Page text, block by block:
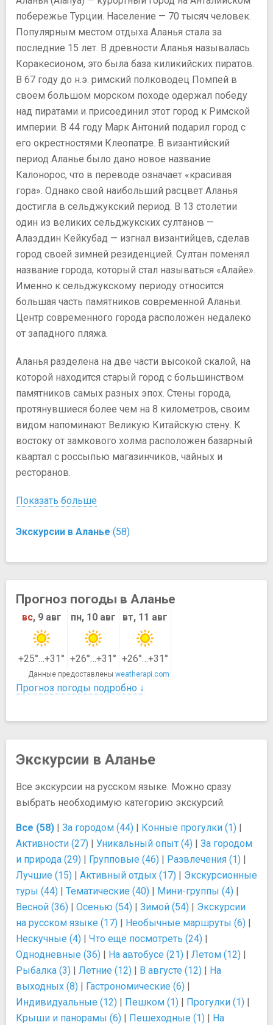
побережье Турции. Население — 70 тысяч человек.
Популярным местом отдыха Аланья стала за
последние 15 лет. В древности Аланья называлась
Коракесионом, это была база киликийских пиратов.
В 67 году до н.э. римский полководец Помпей в
своем большом морском походе одержал победу
над пиратами и присоединил этот город к Римской
империи. В 44 году Марк Антоний подарил город с
его окрестностями Клеопатре. В византийский
период Аланье было дано новое название
Калонорос, что в переводе означает «красивая
гора». Однако свой наибольший расцвет Аланья
достигла в сельджукский период. В 13 столетии
один из великих сельджукских султанов —
Алаэддин Кейкубад — изгнал византийцев, сделав
город своей зимней резиденцией. Султан поменял
название города, который стал называться «Алайе».
Именно к сельджукскому периоду относится
большая часть памятников современной Аланьи.
Центр современного города расположен недалеко
от западного пляжа.
Аланья разделена на две части высокой скалой, на
которой находится старый город с большинством
памятников самых разных эпох. Стены города,
протянувшиеся более чем на 8 километров, своим
видом напоминают Великую Китайскую стену. К
востоку от замкового холма расположен базарный
квартал с россыпью магазинчиков, чайных и
ресторанов.
Показать больше
Экскурсии в Аланье (58)
Прогноз погоды в Аланье
вс, 9 авг пн, 10 авг вт, 11 авг
+25°…+31° +26°…+31° +26°…+31°
Данные предоставлены weatherapi.com
Прогноз погоды подробно ↓
Экскурсии в Аланье
Все экскурсии на русском языке. Можно сразу
выбрать необходимую категорию экскурсий.
Все (58) | За городом (44) | Конные прогулки (1) |
Активности (27) | Уникальный опыт (4) | За городом
и природа (29) | Групповые (46) | Развлечения (1) |
Лучшие (15) | Активный отдых (17) | Экскурсионные
туры (44) | Тематические (40) | Мини-группы (4) |
Весной (36) | Осенью (54) | Зимой (54) | Экскурсии
на русском языке (17) | Необычные маршруты (6) |
Нескучные (4) | Что ещё посмотреть (24) |
Однодневные (36) | На автобусе (21) | Летом (12) |
Рыбалка (3) | Летние (12) | В августе (12) | На
выходных (8) | Гастрономические (6) |
Индивидуальные (12) | Пешком (1) | Прогулки (1) |
Крыши и панорамы (6) | Пешеходные (1) | На